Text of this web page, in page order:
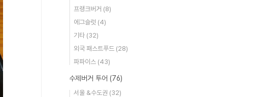
프랭크버거 (8)
에그슬럿 (4)
기타 (32)
외국 패스트푸드 (28)
파파이스 (43)
수제버거 투어 (76)
서울 &수도권 (32)